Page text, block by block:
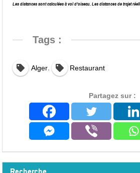
Les distances sont calculées à vol d’oiseau. Les distances de trajet
Tags :
Alger, Restaurant
Partagez sur :